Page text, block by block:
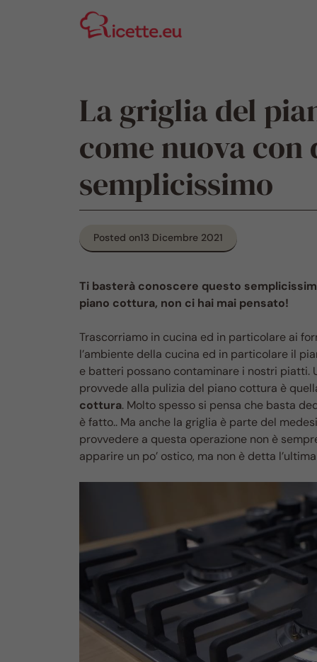
La griglia del
come nuova
semplicissimo
Posted on13 Dicembre 2021
Ti basterà conoscere questo
piano cottura, non ci hai mai pensato!
Trascorriamo in cucina ed in particolare ai
l’ambiente della cucina ed in particolare il
e batteri possano contaminare i nostri piatti.
provvede alla pulizia del piano cottura è
cottura. Molto spesso si pensa che basta
è fatto.. Ma anche la griglia è parte del
provvedere a questa operazione non è
apparire un po’ ostico, ma non è detta